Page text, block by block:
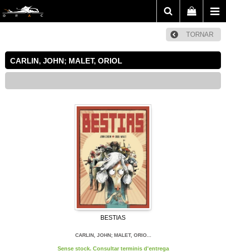
TORNAR
CARLIN, JOHN; MALET, ORIOL
BESTIAS
CARLIN, JOHN; MALET, ORIO...
Sense stock. Consultar terminis d'entrega